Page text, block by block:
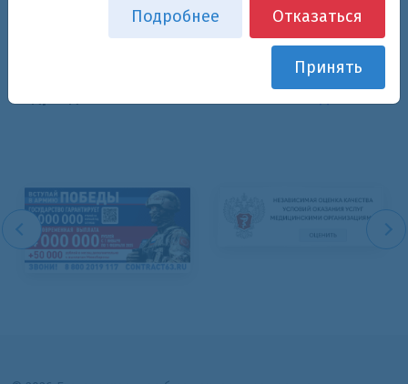
Основная специализация:
Подробнее Отказаться
Принять